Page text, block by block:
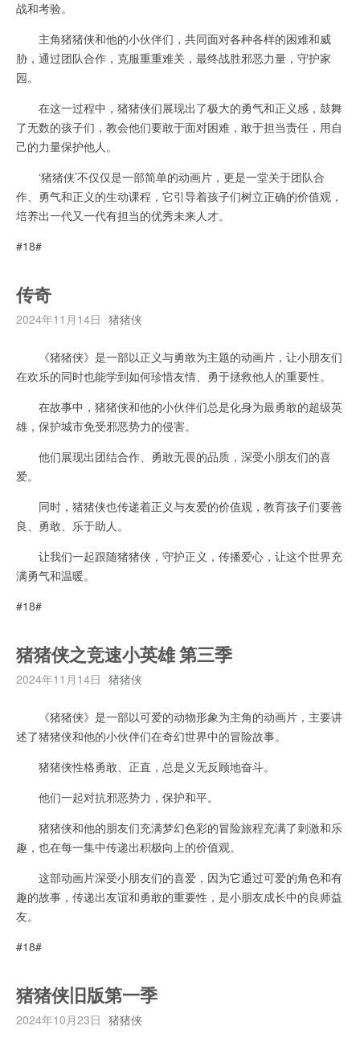
战和考验。
主角猪猪侠和他的小伙伴们，共同面对各种各样的困难和威
胁，通过团队合作，克服重重难关，最终战胜邪恶力量，守护家
园。
在这一过程中，猪猪侠们展现出了极大的勇气和正义感，鼓舞
了无数的孩子们，教会他们要敢于面对困难，敢于担当责任，用自
己的力量保护他人。
‘猪猪侠’不仅仅是一部简单的动画片，更是一堂关于团队合
作、勇气和正义的生动课程，它引导着孩子们树立正确的价值观，
培养出一代又一代有担当的优秀未来人才。
#18#
传奇
2024年11月14日 猪猪侠
《猪猪侠》是一部以正义与勇敢为主题的动画片，让小朋友们
在欢乐的同时也能学到如何珍惜友情、勇于拯救他人的重要性。
在故事中，猪猪侠和他的小伙伴们总是化身为最勇敢的超级英
雄，保护城市免受邪恶势力的侵害。
他们展现出团结合作、勇敢无畏的品质，深受小朋友们的喜
爱。
同时，猪猪侠也传递着正义与友爱的价值观，教育孩子们要善
良、勇敢、乐于助人。
让我们一起跟随猪猪侠，守护正义，传播爱心，让这个世界充
满勇气和温暖。
#18#
猪猪侠之竞速小英雄 第三季
2024年11月14日 猪猪侠
《猪猪侠》是一部以可爱的动物形象为主角的动画片，主要讲
述了猪猪侠和他的小伙伴们在奇幻世界中的冒险故事。
猪猪侠性格勇敢、正直，总是义无反顾地奋斗。
他们一起对抗邪恶势力，保护和平。
猪猪侠和他的朋友们充满梦幻色彩的冒险旅程充满了刺激和乐
趣，也在每一集中传递出积极向上的价值观。
这部动画片深受小朋友们的喜爱，因为它通过可爱的角色和有
趣的故事，传递出友谊和勇敢的重要性，是小朋友成长中的良师益
友。
#18#
猪猪侠旧版第一季
2024年10月23日 猪猪侠